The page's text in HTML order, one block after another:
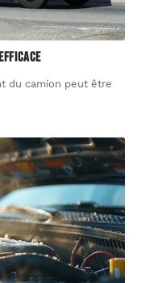
du camion peut être